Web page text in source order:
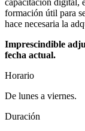
capacitación digital,
formación útil para
hace necesaria la
Imprescindible
fecha actual.
Horario
De lunes a viernes.
Duración